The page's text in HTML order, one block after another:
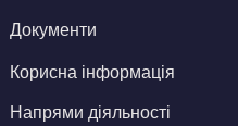
Документи
Корисна інформація
Напрями діяльності